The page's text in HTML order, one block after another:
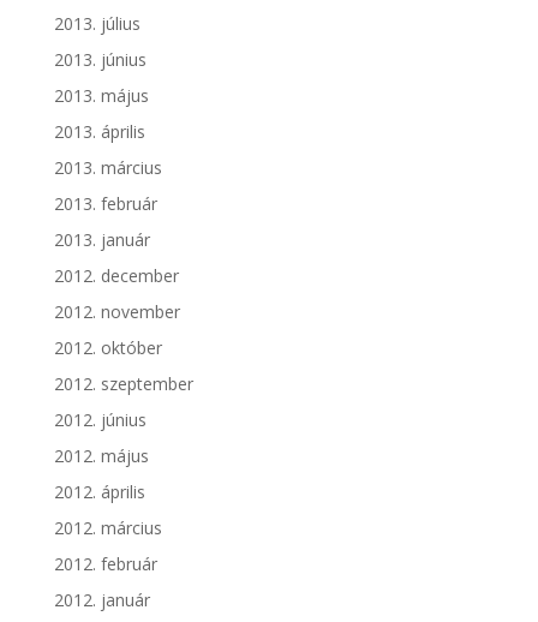
2013. július
2013. június
2013. május
2013. április
2013. március
2013. február
2013. január
2012. december
2012. november
2012. október
2012. szeptember
2012. június
2012. május
2012. április
2012. március
2012. február
2012. január